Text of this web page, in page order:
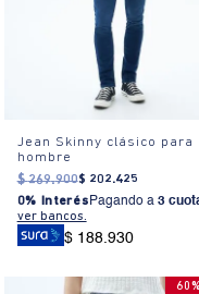
Jean Skinny clásico para
hombre
$ 269.900$ 202.425
0% Interés Pagando a 3
ver bancos.
$ 188.930